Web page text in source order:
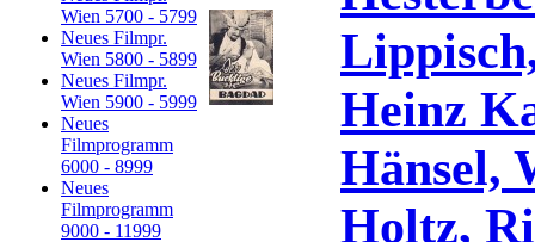
Wien 5700 - 5799
Neues Filmpr.
Wien 5800 - 5899
Neues Filmpr.
Wien 5900 - 5999
Neues
Filmprogramm
6000 - 8999
Neues
Filmprogramm
9000 - 11999
Heinz
Hänsel,
Holtz,